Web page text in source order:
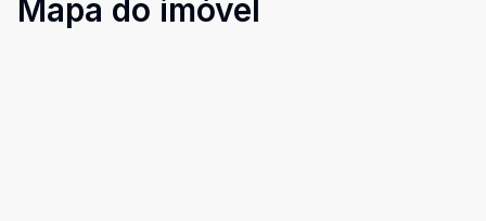
Mapa do imóvel